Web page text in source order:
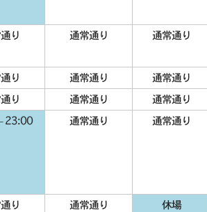
り 通常通り 通常通り
り 通常通り 通常通り
り 通常通り 通常通り
23:00 通常通り 通常通り
り 通常通り 休場